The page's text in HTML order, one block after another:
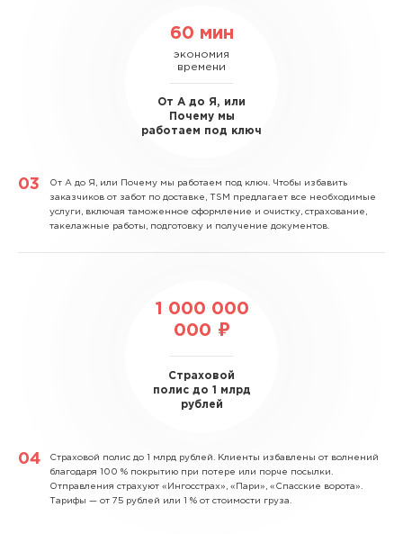
60 мин
экономия
времени
От А до Я, или
Почему мы
работаем под ключ
От А до Я, или Почему мы работаем под ключ. Чтобы избавить
заказчиков от забот по доставке, TSM предлагает все необходимые
услуги, включая таможенное оформление и очистку, страхование,
такелажные работы, подготовку и получение документов.
1 000 000
000 ₽
Страховой
полис до 1 млрд
рублей
Страховой полис до 1 млрд рублей. Клиенты избавлены от волнений
благодаря 100 % покрытию при потере или порче посылки.
Отправления страхуют «Ингосстрах», «Пари», «Спасские ворота».
Тарифы — от 75 рублей или 1 % от стоимости груза.